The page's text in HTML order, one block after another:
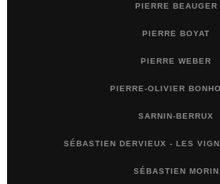
PIERRE BEAUGER
PIERRE BOYAT
PIERRE WEBER
PIERRE-OLIVIER
SARNIN-BERRUX
SÉBASTIEN DERVIEUX - LES
SÉBASTIEN MORIN